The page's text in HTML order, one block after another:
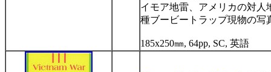
イモア地雷、アメリカの対
種ブービートラップ現物の写
185x250㎜, 64pp, SC, 英語